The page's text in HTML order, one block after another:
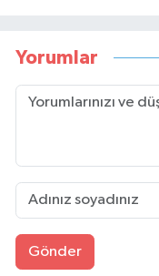
Yorumlar
Gönder